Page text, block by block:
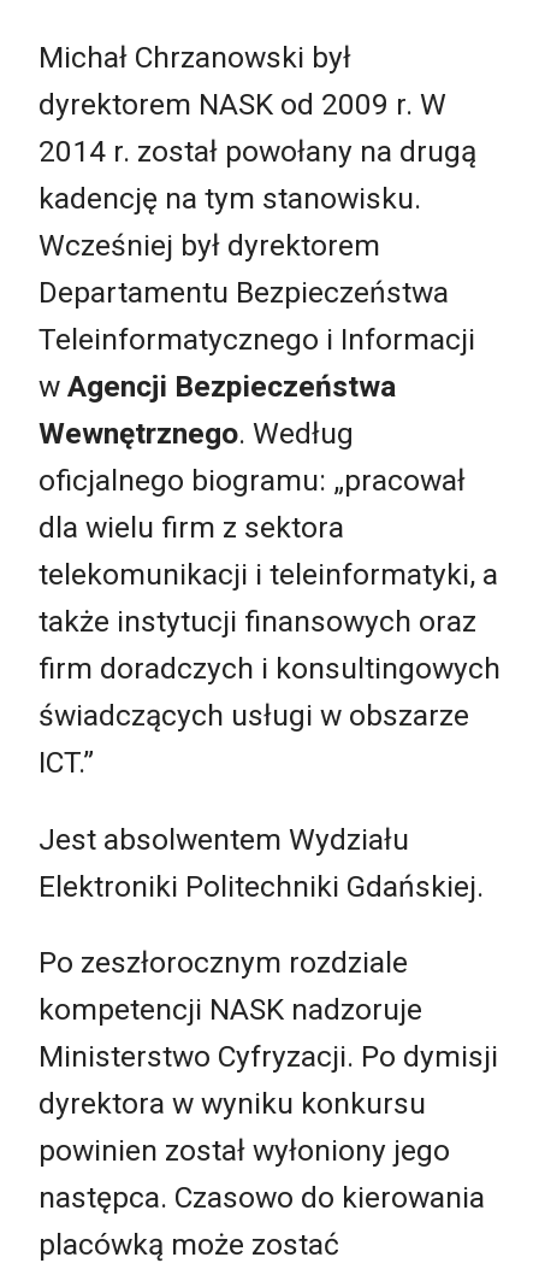
Michał Chrzanowski był
dyrektorem NASK od 2009 r. W
2014 r. został powołany na drugą
kadencję na tym stanowisku.
Wcześniej był dyrektorem
Departamentu Bezpieczeństwa
Teleinformatycznego i Informacji
w Agencji Bezpieczeństwa
Wewnętrznego. Według
oficjalnego biogramu: „pracował
dla wielu firm z sektora
telekomunikacji i teleinformatyki, a
także instytucji finansowych oraz
firm doradczych i konsultingowych
świadczących usługi w obszarze
ICT.”
Jest absolwentem Wydziału
Elektroniki Politechniki Gdańskiej.
Po zeszłorocznym rozdziale
kompetencji NASK nadzoruje
Ministerstwo Cyfryzacji. Po dymisji
dyrektora w wyniku konkursu
powinien został wyłoniony jego
następca. Czasowo do kierowania
placówką może zostać